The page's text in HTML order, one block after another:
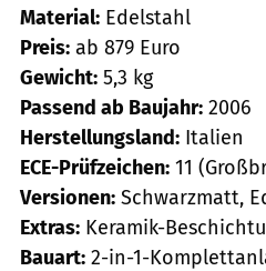
Material: Edelstahl
Preis: ab 879 Euro
Gewicht: 5,3 kg
Passend ab Baujahr: 2006
Herstellungsland: Italien
ECE-Prüfzeichen: 11
Versionen: Schwarzmatt,
Extras: Keramik-
Bauart: 2-in-1-